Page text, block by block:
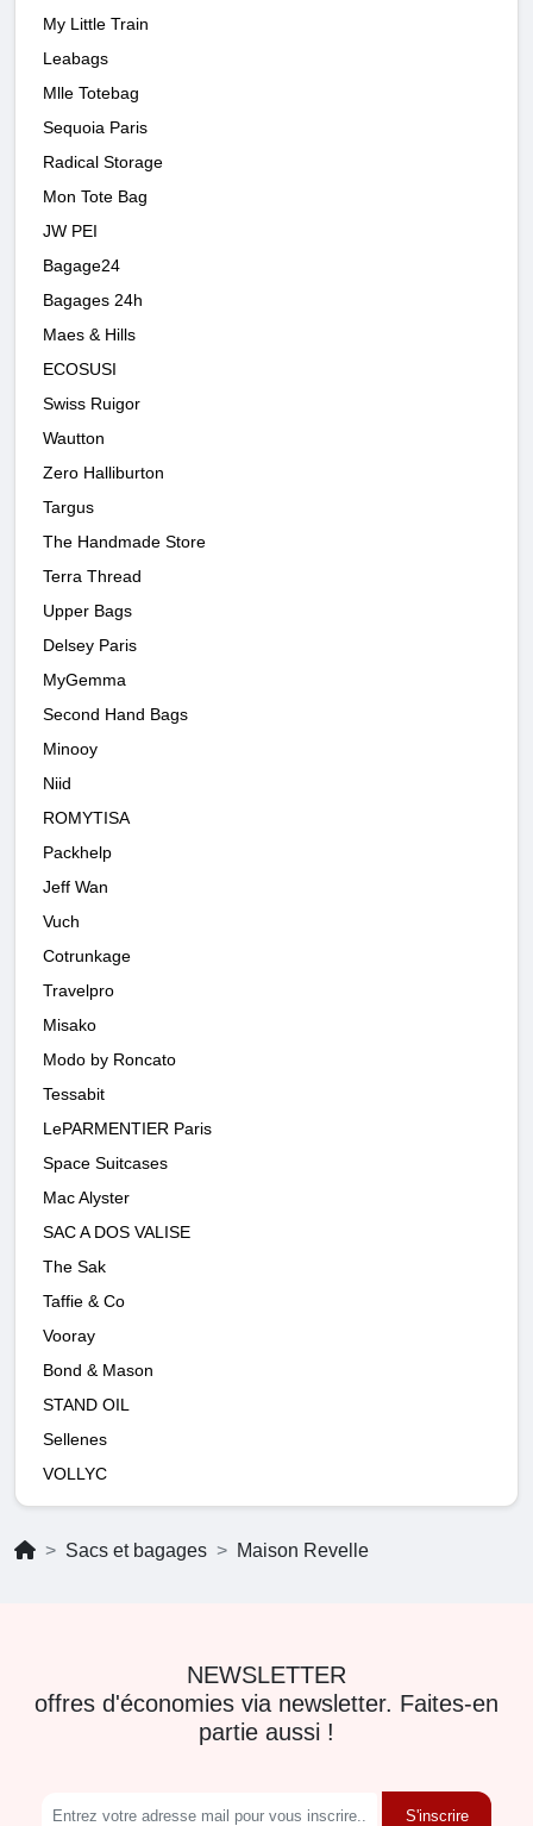
My Little Train
Leabags
Mlle Totebag
Sequoia Paris
Radical Storage
Mon Tote Bag
JW PEI
Bagage24
Bagages 24h
Maes & Hills
ECOSUSI
Swiss Ruigor
Wautton
Zero Halliburton
Targus
The Handmade Store
Terra Thread
Upper Bags
Delsey Paris
MyGemma
Second Hand Bags
Minooy
Niid
ROMYTISA
Packhelp
Jeff Wan
Vuch
Cotrunkage
Travelpro
Misako
Modo by Roncato
Tessabit
LePARMENTIER Paris
Space Suitcases
Mac Alyster
SAC A DOS VALISE
The Sak
Taffie & Co
Vooray
Bond & Mason
STAND OIL
Sellenes
VOLLYC
Sacs et bagages Maison Revelle
NEWSLETTER
offres d'économies via newsletter. Faites-en
partie aussi !
S'inscrire